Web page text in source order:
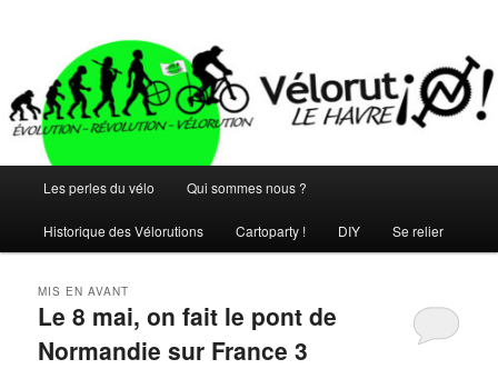
principal
Les perles du vélo Qui sommes nous ?
Historique des Vélorutions Cartoparty ! DIY Se relier
Le 8 mai, on fait le pont de
Normandie sur France 3
MIS EN AVANT